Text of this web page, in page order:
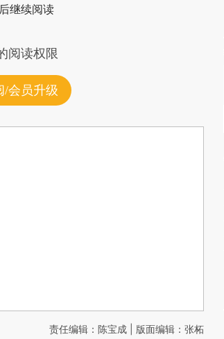
继续阅读
阅读权限
/会员升级
责任编辑：陈宝成 | 版面编辑：张柘